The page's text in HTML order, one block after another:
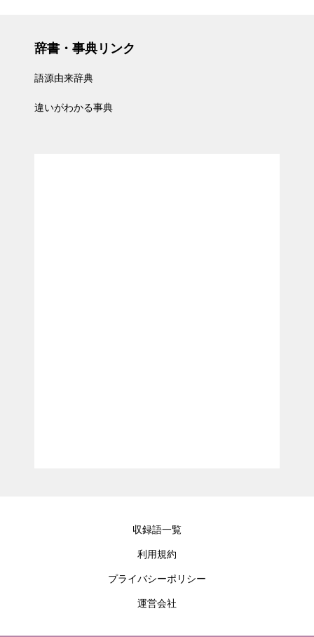
辞書・事典リンク
語源由来辞典
違いがわかる事典
収録語一覧
利用規約
プライバシーポリシー
運営会社